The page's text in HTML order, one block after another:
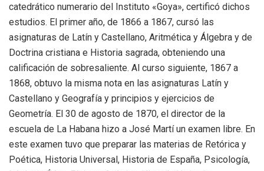
catedrático numerario del Instituto «Goya», certificó dichos
estudios. El primer año, de 1866 a 1867, cursó las
asignaturas de Latín y Castellano, Aritmética y Álgebra y de
Doctrina cristiana e Historia sagrada, obteniendo una
calificación de sobresaliente. Al curso siguiente, 1867 a
1868, obtuvo la misma nota en las asignaturas Latín y
Castellano y Geografía y principios y ejercicios de
Geometría. El 30 de agosto de 1870, el director de la
escuela de La Habana hizo a José Martí un examen libre. En
este examen tuvo que preparar las materias de Retórica y
Poética, Historia Universal, Historia de España, Psicología,